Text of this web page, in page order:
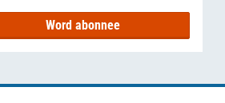
Word abonnee